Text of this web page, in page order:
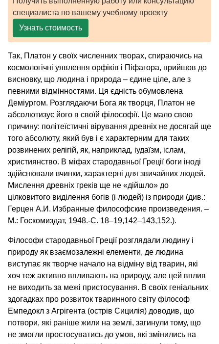
специалиста по вашему учебному проекту
Узнать стоимость
Так, Платон у своїх численних творах, спираючись на
космологічні уявлення орфіків і Піфагора, прийшов до
висновку, що людина і природа – єдине ціле, але з
певними відмінностями. Ця єдність обумовлена
Деміургом. Розглядаючи Бога як творця, Платон не
абсолютизує його в своїй філософії. Це мало свою
причину: політеїстичні вірування древніх не досягай ще
того абсолюту, який був і є характерним для таких
розвинених релігій, як, наприклад, іудаїзм, іслам,
християнство. В міфах стародавньої Греції боги іноді
здійснювали вчинки, характерні для звичайних людей.
Мислення древніх греків ще не «дійшло» до
цілковитого виділення богів (і людей) із природи (див.:
Герцен А.И. Избранные философские произведения. –
М.: Госкомиздат, 1948.-С. 18–19,142–143,152.).
Філософи стародавньої Греції розглядали людину і
природу як взаємозалежні елементи, де людина
виступає як творче начало на відміну від тварин, які
хоч теж активно впливають на природу, але цей вплив
не виходить за межі пристосування. В своїх геніальних
здогадках про розвиток тваринного світу філософ
Емпедокл з Агрігента (острів Сицилія) доводив, що
потвори, які раніше жили на землі, загинули тому, що
не змогли простосуватись до умов, які змінились на